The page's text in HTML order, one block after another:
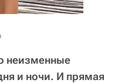
неизменные
и ночи. И прямая